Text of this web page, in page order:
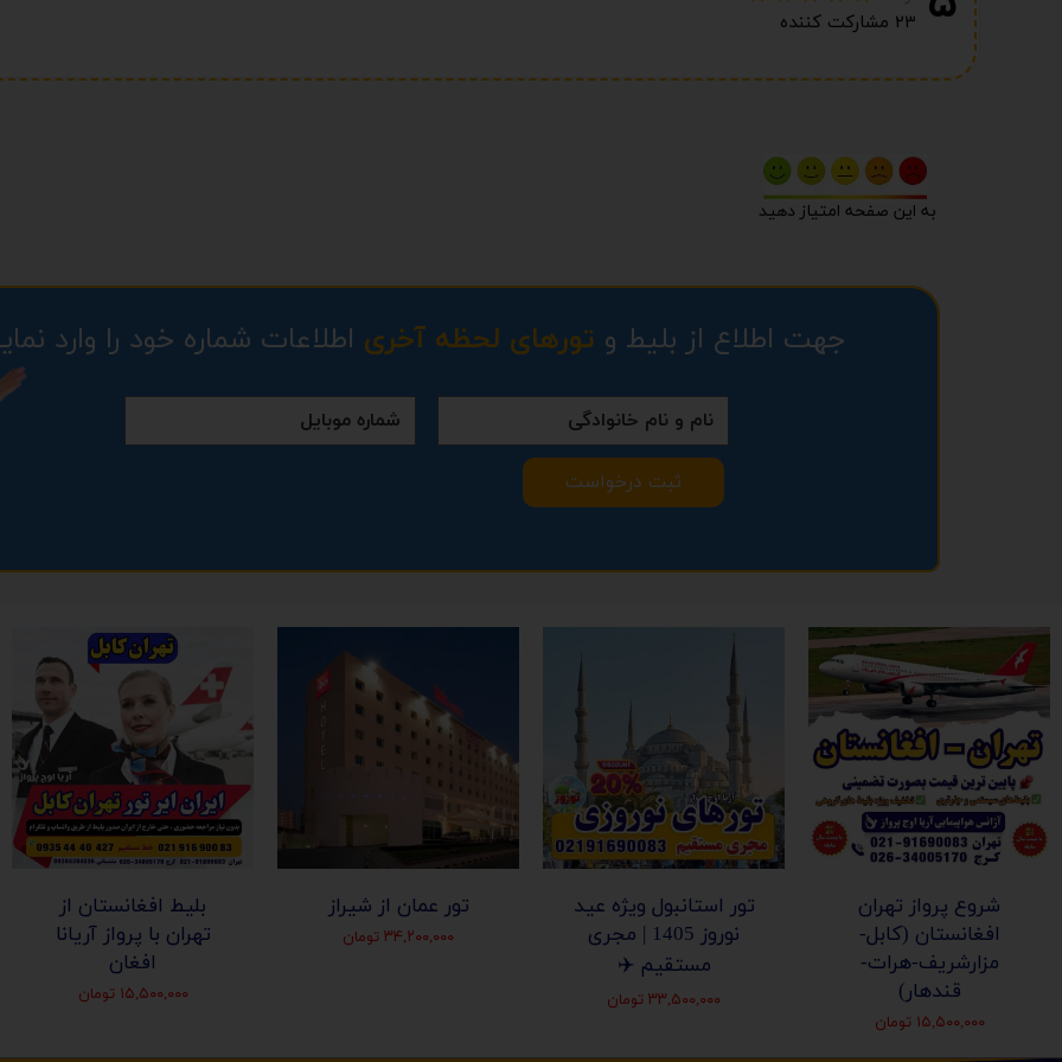
به این صفحه امتیاز دهید
۲۳ مشارکت کننده
ثبت درخواست
جهت اطلاع از بلیط و تورهای لحظه آخری اطلاعات شماره خود را وارد
شروع پرواز تهران
افغانستان (کابل-
مزارشریف-هرات-
قندهار)
۱۵,۵۰۰,۰۰۰ تومان
تور استانبول ویژه عید
نوروز 1405 | مجری
مستقیم ✈️
۳۳,۵۰۰,۰۰۰ تومان
تور عمان از شیراز
۳۴,۲۰۰,۰۰۰ تومان
بلیط افغانستان از
تهران با پرواز آریانا
افغان
۱۵,۵۰۰,۰۰۰ تومان